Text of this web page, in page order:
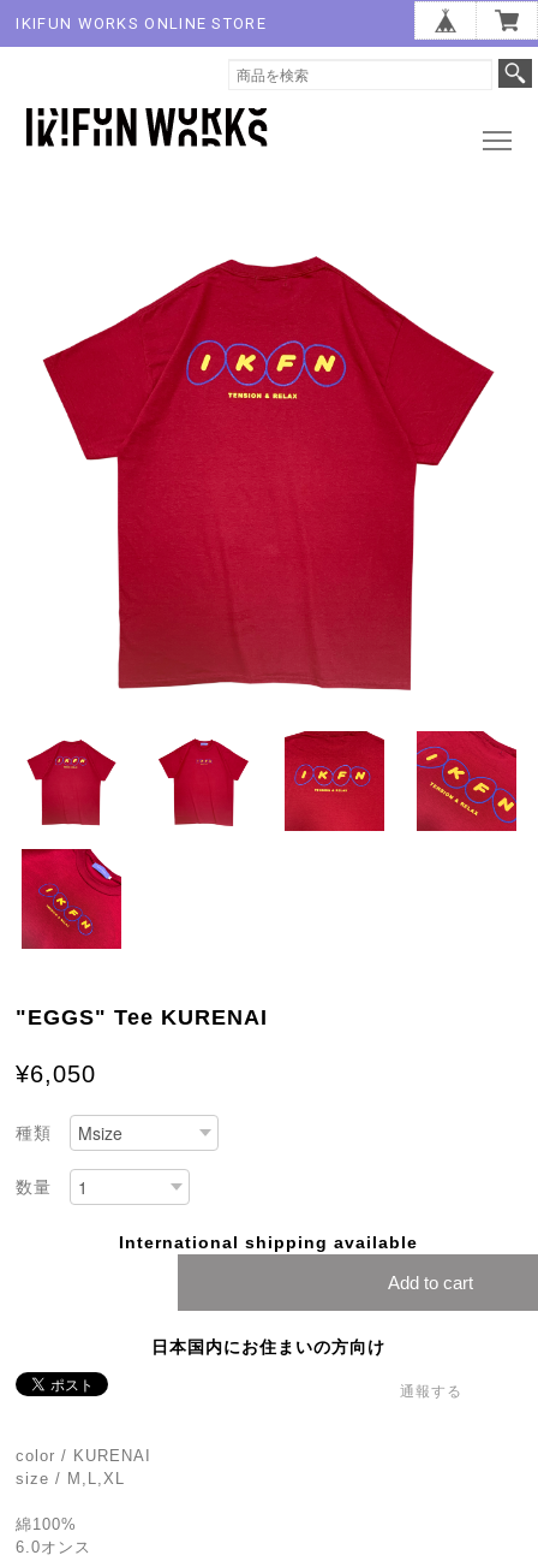
IKIFUN WORKS ONLINE STORE
"EGGS" Tee KURENAI
¥6,050
種類
数量
International shipping available
Add to cart
日本国内にお住まいの方向け
通報する
color / KURENAI
size / M,L,XL
綿100%
6.0オンス